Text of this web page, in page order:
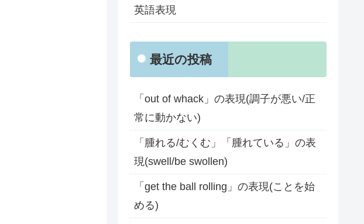
英語表現
最近の投稿
「out of whack」の表現(調子が悪い/正
常に動かない)
「腫れる/むくむ」「腫れている」の表
現(swell/be swollen)
「get the ball rolling」の表現(ことを始
める)